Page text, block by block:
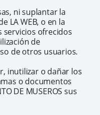
ni suplantar la
LA WEB, o en la
servicios ofrecidos
de
de otros usuarios.
inutilizar o dañar los
o documentos
DE MUSEROS sus